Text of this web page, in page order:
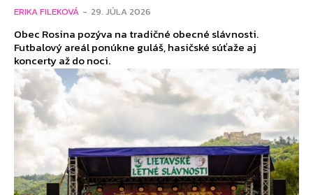
ERIKA FILEKOVÁ - 29. JÚLA 2026
Obec Rosina pozýva na tradičné obecné slávnosti.
Futbalový areál ponúkne guláš, hasičské súťaže aj
koncerty až do noci.